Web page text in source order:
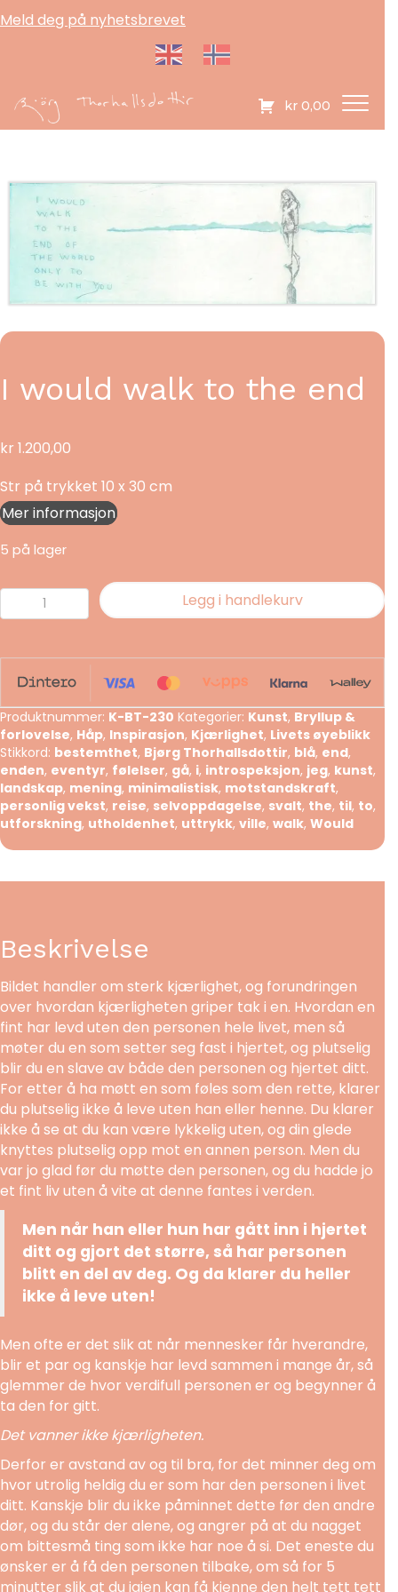
Meld deg på nyhetsbrevet
kr 0,00
I would walk to the end
kr 1.200,00
Str på trykket 10 x 30 cm
Mer informasjon
5 på lager
I
would
to
the
antall
Legg i handlekurv
Produktnummer: K-BT-230 Kategorier: Kunst, Bryllup &
forlovelse, Håp, Inspirasjon, Kjærlighet, Livets øyeblikk
Stikkord: bestemthet, Bjørg Thorhallsdottir, blå, end,
enden, eventyr, følelser, gå, i, introspeksjon, jeg, kunst,
landskap, mening, minimalistisk, motstandskraft,
personlig vekst, reise, selvoppdagelse, svalt, the, til, to,
utforskning, utholdenhet, uttrykk, ville, walk, Would
Beskrivelse
Bildet handler om sterk kjærlighet, og forundringen
over hvordan kjærligheten griper tak i en. Hvordan en
fint har levd uten den personen hele livet, men så
møter du en som setter seg fast i hjertet, og plutselig
blir du en slave av både den personen og hjertet ditt.
For etter å ha møtt en som føles som den rette, klarer
du plutselig ikke å leve uten han eller henne. Du klarer
ikke å se at du kan være lykkelig uten, og din glede
knyttes plutselig opp mot en annen person. Men du
var jo glad før du møtte den personen, og du hadde jo
et fint liv uten å vite at denne fantes i verden.
Men når han eller hun har gått inn i hjertet
ditt og gjort det større, så har personen
blitt en del av deg. Og da klarer du heller
ikke å leve uten!
Men ofte er det slik at når mennesker får hverandre,
blir et par og kanskje har levd sammen i mange år, så
glemmer de hvor verdifull personen er og begynner å
ta den for gitt.
Det vanner ikke kjærligheten.
Derfor er avstand av og til bra, for det minner deg om
hvor utrolig heldig du er som har den personen i livet
ditt. Kanskje blir du ikke påminnet dette før den andre
dør, og du står der alene, og angrer på at du nagget
om bittesmå ting som ikke har noe å si. Det eneste du
ønsker er å få den personen tilbake, om så for 5
minutter slik at du igjen kan få kjenne den helt tett tett